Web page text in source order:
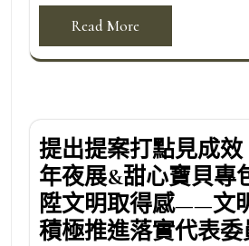
Read More
提出提案打點見成
年夜展&甜心寶貝專
陞文明取得感——文
積極推進落實代表